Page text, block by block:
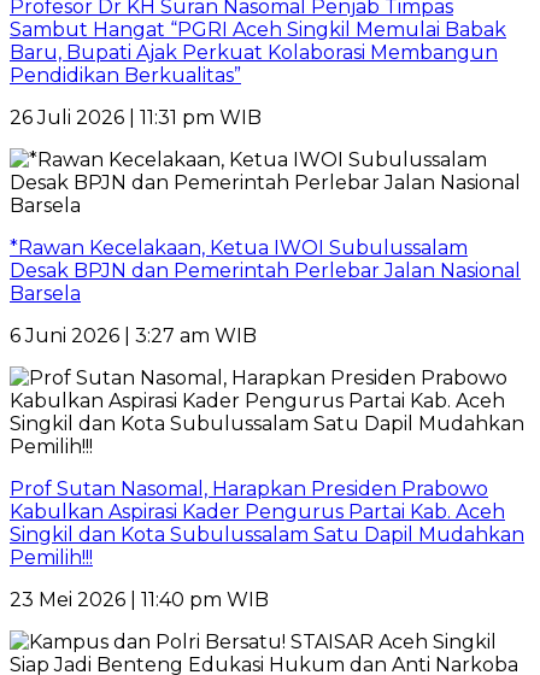
Profesor Dr KH Suran Nasomal Penjab Timpas
Sambut Hangat “PGRI Aceh Singkil Memulai Babak
Baru, Bupati Ajak Perkuat Kolaborasi Membangun
Pendidikan Berkualitas”
26 Juli 2026 | 11:31 pm WIB
*Rawan Kecelakaan, Ketua IWOI Subulussalam
Desak BPJN dan Pemerintah Perlebar Jalan Nasional
Barsela
6 Juni 2026 | 3:27 am WIB
Prof Sutan Nasomal, Harapkan Presiden Prabowo
Kabulkan Aspirasi Kader Pengurus Partai Kab. Aceh
Singkil dan Kota Subulussalam Satu Dapil Mudahkan
Pemilih!!!
23 Mei 2026 | 11:40 pm WIB